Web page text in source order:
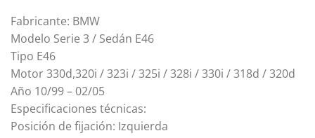
Fabricante: BMW
Modelo Serie 3 / Sedán E46
Tipo E46
Motor 330d,320i / 323i / 325i / 328i / 330i / 318d / 320d
Año 10/99 – 02/05
Especificaciones técnicas:
Posición de fijación: Izquierda